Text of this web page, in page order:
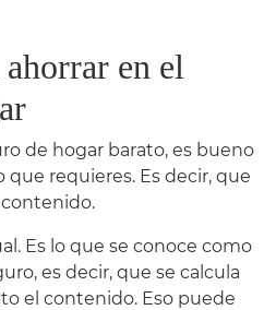
en el
de hogar barato, es bueno
que requieres. Es decir, que
Es lo que se conoce como
es decir, que se calcula
el contenido. Eso puede